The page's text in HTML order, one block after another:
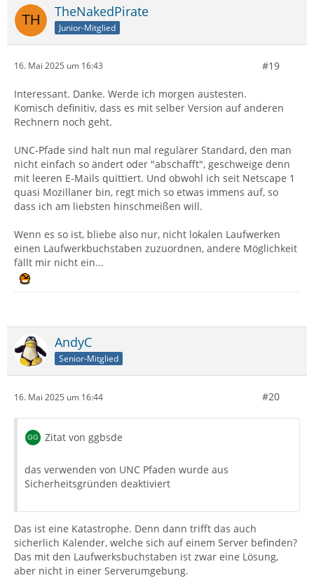
TheNakedPirate
Junior-Mitglied
16. Mai 2025 um 16:43 #19
Interessant. Danke. Werde ich morgen austesten.
Komisch definitiv, dass es mit selber Version auf anderen
Rechnern noch geht.
UNC-Pfade sind halt nun mal regulärer Standard, den man
nicht einfach so ändert oder "abschafft", geschweige denn
mit leeren E-Mails quittiert. Und obwohl ich seit Netscape 1
quasi Mozillaner bin, regt mich so etwas immens auf, so
dass ich am liebsten hinschmeißen will.
Wenn es so ist, bliebe also nur, nicht lokalen Laufwerken
einen Laufwerkbuchstaben zuzuordnen, andere Möglichkeit
fällt mir nicht ein...
AndyC
Senior-Mitglied
16. Mai 2025 um 16:44 #20
Zitat von ggbsde
das verwenden von UNC Pfaden wurde aus
Sicherheitsgründen deaktiviert
Das ist eine Katastrophe. Denn dann trifft das auch
sicherlich Kalender, welche sich auf einem Server befinden?
Das mit den Laufwerksbuchstaben ist zwar eine Lösung,
aber nicht in einer Serverumgebung.